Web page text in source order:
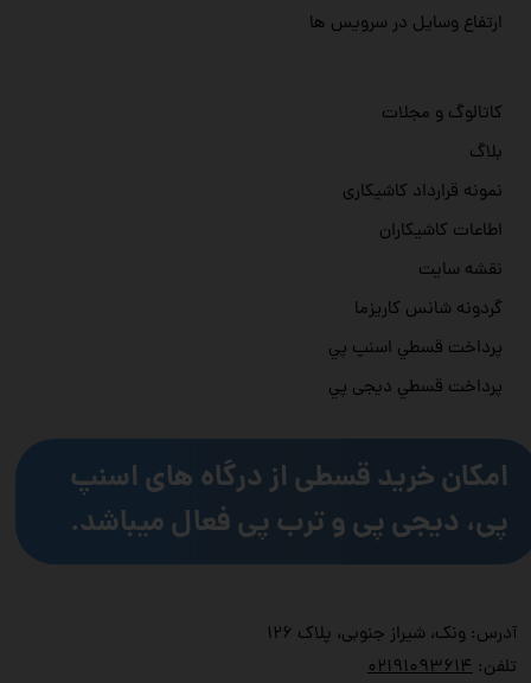
آدرس: ونک، شیراز جنوبی، پلاک ۱۲۶
تلفن:
۰۲۱۹۱۰۹۳۶۱۴
کاتالوگ و مجلات
بلاگ
نمونه قرارداد کاشیکاری
اطاعات کاشیکاران
نقشه سایت
گردونه شانس کاریزما
پرداخت قسطي اسنپ پي
پرداخت قسطي دیجی پي
ارتفاع وسایل در سرویس ها
امکان خرید قسطی از درگاه های اسنپ
پی، دیجی پی و ترب پی فعال میباشد.